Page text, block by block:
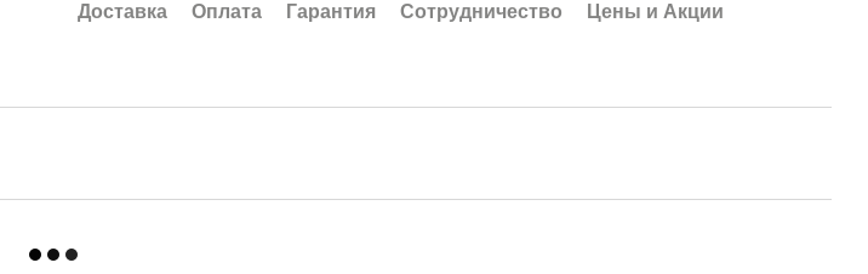
Доставка Оплата Гарантия Сотрудничество Цены и Акции